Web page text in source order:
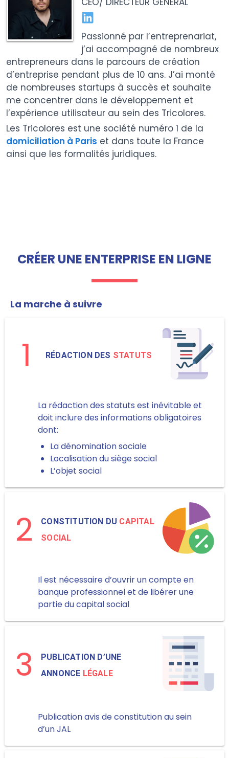
Passionné par l’entreprenariat,
j’ai accompagné de nombreux
entrepreneurs dans le parcours de création
d’entreprise pendant plus de 10 ans. J’ai monté
de nombreuses startups à succès et souhaite
me concentrer dans le développement et
l’expérience utilisateur au sein des Tricolores.
Les Tricolores est une société numéro 1 de la
domiciliation à Paris et dans toute la France
ainsi que les formalités juridiques.
CRÉER UNE ENTERPRISE EN LIGNE
La marche à suivre
1 RÉDACTION DES STATUTS
La rédaction des statuts est inévitable et
doit inclure des informations obligatoires
dont:
La dénomination sociale
Localisation du siège social
L’objet social
2 CONSTITUTION DU CAPITAL
SOCIAL
Il est nécessaire d’ouvrir un compte en
banque professionnel et de libérer une
partie du capital social
3
PUBLICATION D’UNE
ANNONCE LÉGALE
Publication avis de constitution au sein
d’un JAL